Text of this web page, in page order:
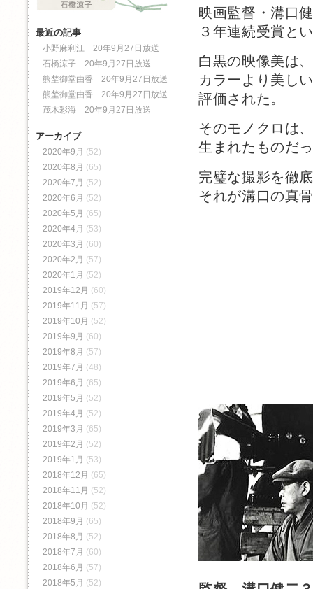
映画監督・溝口
３年連続受賞と
白黒の映像美は
カラーより美し
評価された。
そのモノクロは
生まれたものだ
完璧な撮影を徹
それが溝口の真
最近の記事
小野麻利江 20年9月27日放送
石橋涼子 20年9月27日放送
熊埜御堂由香 20年9月27日放送
熊埜御堂由香 20年9月27日放送
茂木彩海 20年9月27日放送
アーカイブ
2020年9月 (52)
2020年8月 (65)
2020年7月 (52)
2020年6月 (52)
2020年5月 (65)
2020年4月 (53)
2020年3月 (60)
2020年2月 (57)
2020年1月 (52)
2019年12月 (60)
2019年11月 (57)
2019年10月 (52)
2019年9月 (60)
2019年8月 (57)
2019年7月 (48)
2019年6月 (65)
2019年5月 (52)
2019年4月 (52)
2019年3月 (65)
2019年2月 (52)
2019年1月 (53)
2018年12月 (65)
2018年11月 (52)
2018年10月 (52)
2018年9月 (65)
2018年8月 (52)
2018年7月 (60)
2018年6月 (57)
2018年5月 (52)